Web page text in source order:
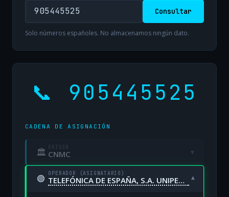
Consultar
Solo números españoles. No almacenamos ningún dato.
📞 905445525
CADENA DE ASIGNACIÓN
🏛 ORIGEN
CNMC ▾
🟢 OPERADOR (ASIGNATARIO)
TELEFÓNICA DE ESPAÑA, S.A. UNIPERSONAL ▾